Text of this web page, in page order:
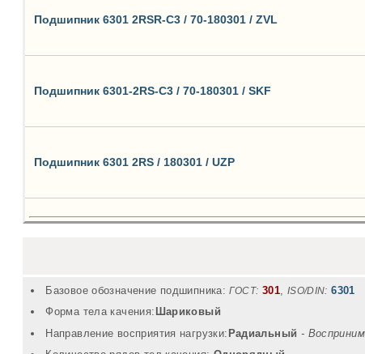
Подшипник 6301 2RSR-C3 / 70-180301 / ZVL
Подшипник 6301-2RS-C3 / 70-180301 / SKF
Подшипник 6301 2RS / 180301 / UZP
Базовое обозначение подшипника: ГОСТ: 301 ISO/DIN: 6301
Форма тела качения: Шариковый
Направление восприятия нагрузки: Радиальный -